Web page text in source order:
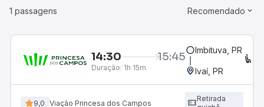
1 passagens Recomendado
14:30 15:45
Duração: 1h 15m
Imbituva, PR
Ivaí, PR
9,0 Viação Princesa dos Campos
Retirada